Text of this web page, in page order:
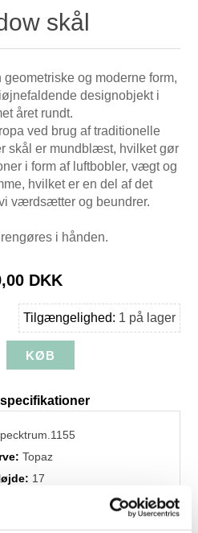
skål
og moderne form,
designobjekt i
året rundt.
ved brug af traditionelle
skål er mundblæst, hvilket gør
i form af luftbobler, vægt og
hvilket er en del af det
værdsætter og beundrer.
i hånden.
DKK
Tilgængelighed: 1 på lager
Topaz
17